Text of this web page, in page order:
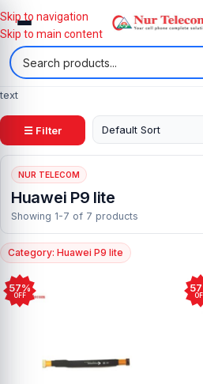
Skip to navigation
Skip to main content
text
☰ Filter
NUR TELECOM
Huawei P9 lite
Showing 1-7 of 7 products
Category: Huawei P9 lite
57%
OFF